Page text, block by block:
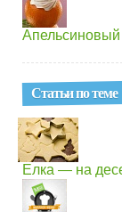
Апельсиновый
Статьи по теме
Елка — на